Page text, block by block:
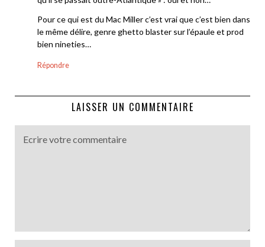
Pour ce qui est du Mac Miller c’est vrai que c’est bien dans
le même délire, genre ghetto blaster sur l’épaule et prod
bien nineties…
Répondre
LAISSER UN COMMENTAIRE